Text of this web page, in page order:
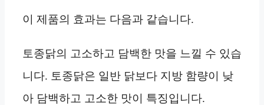
이 제품의 효과는 다음과 같습니다.
토종닭의 고소하고 담백한 맛을 느낄 수 있습
니다. 토종닭은 일반 닭보다 지방 함량이 낮
아 담백하고 고소한 맛이 특징입니다.